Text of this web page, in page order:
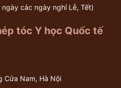
các ngày nghỉ Lễ, Tết)
tóc Y học Quốc tế
Cửa Nam, Hà Nội